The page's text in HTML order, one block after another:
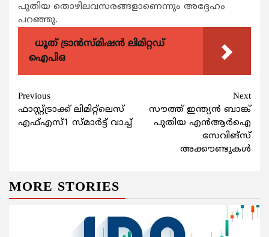
പുതിയ തൊഴിലവസരങ്ങളാണെന്നും അദ്ദേഹം
പറഞ്ഞു.
ധൂത് ട്രാൻസ്മിഷൻ ലിമിറ്റഡ്
ഐപിഒ
Continue
Reading
Previous
ഫാസ്റ്റ്ട്രാക്ക് ലിമിറ്റ്ലെസ്
എഫ്എസ്1 സ്മാര്‍ട്ട് വാച്ച്
Next
സൗത്ത് ഇന്ത്യന്‍ ബാങ്ക്
പുതിയ എന്‍ആര്‍ഐ
സേവിങ്‌സ്
അക്കൗണ്ടുകള്‍
MORE STORIES